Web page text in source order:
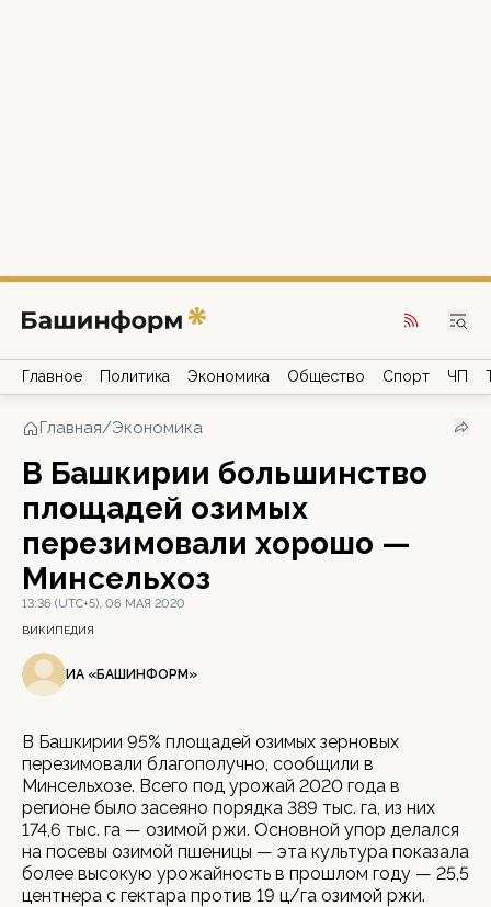
Главное Политика Экономика Общество Спорт ЧП
Главная/Экономика
В Башкирии большинство
площадей озимых
перезимовали хорошо —
Минсельхоз
13:36 (UTC+5), 06 МАЯ 2020
ВИКИПЕДИЯ
ИА «БАШИНФОРМ»
В Башкирии 95% площадей озимых зерновых
перезимовали благополучно, сообщили в
Минсельхозе. Всего под урожай 2020 года в
регионе было засеяно порядка 389 тыс. га, из них
174,6 тыс. га — озимой ржи. Основной упор делался
на посевы озимой пшеницы — эта культура показала
более высокую урожайность в прошлом году — 25,5
центнера с гектара против 19 ц/га озимой ржи.